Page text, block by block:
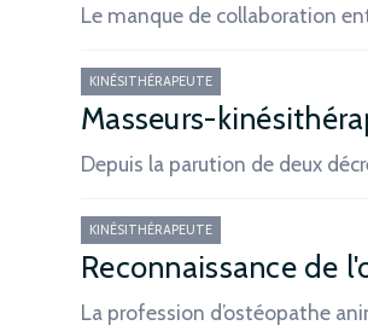
Le manque de collaboration
KINÉSITHÉRAPEUTE
Masseurs-
Depuis la parution de deux
KINÉSITHÉRAPEUTE
Reconnaissance de
La profession d’ostéopathe